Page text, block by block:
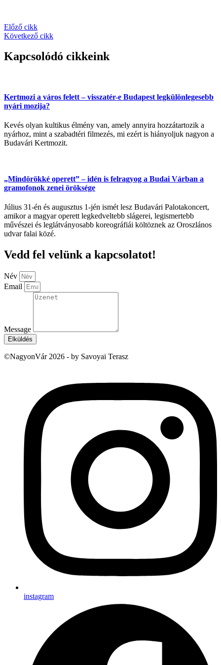
Előző cikk
Következő cikk
Kapcsolódó cikkeink
Kertmozi a város felett – visszatér-e Budapest legkülönlegesebb
nyári mozija?
Kevés olyan kultikus élmény van, amely annyira hozzátartozik a
nyárhoz, mint a szabadtéri filmezés, mi ezért is hiányoljuk nagyon a
Budavári Kertmozit.
„Mindörökké operett” – idén is felragyog a Budai Várban a
gramofonok zenei öröksége
Július 31-én és augusztus 1-jén ismét lesz Budavári Palotakoncert,
amikor a magyar operett legkedveltebb slágerei, legismertebb
művészei és leglátványosabb koreográfiái költöznek az Oroszlános
udvar falai közé.
Vedd fel velünk a kapcsolatot!
Név
Email
Message
Elküldés
©NagyonVár 2026 - by Savoyai Terasz
instagram